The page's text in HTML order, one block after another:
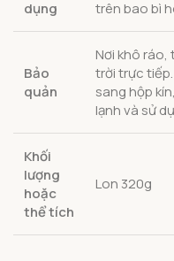
dụng
trên bao bì
Bảo
quản
Nơi khô
trời trực
sang hộp
lạnh và sử
Khối
lượng
hoặc
thể tích
Lon 320g